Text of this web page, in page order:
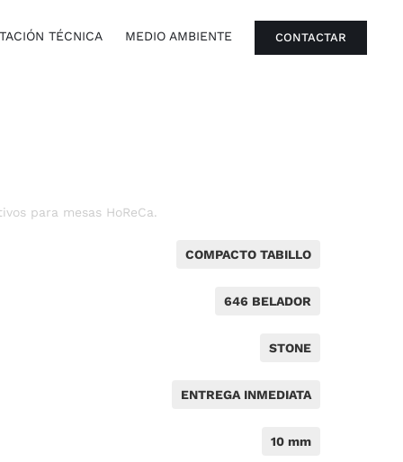
TÉCNICA MEDIO AMBIENTE CONTACTAR
para mesas HoReCa.
COMPACTO TABILLO
646 BELADOR
STONE
ENTREGA INMEDIATA
10 mm